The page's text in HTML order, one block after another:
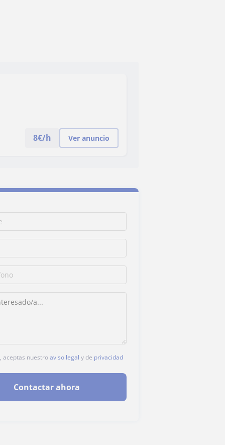
8€/h Ver anuncio
aceptas nuestroaviso legal y de privacidad
Contactar ahora